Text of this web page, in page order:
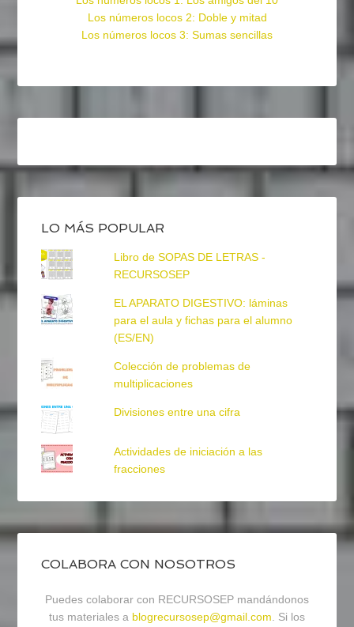
Los números locos 2: Doble y mitad
Los números locos 3: Sumas sencillas
LO MÁS POPULAR
Libro de SOPAS DE LETRAS -
RECURSOSEP
EL APARATO DIGESTIVO: láminas
para el aula y fichas para el alumno
(ES/EN)
Colección de problemas de
multiplicaciones
Divisiones entre una cifra
Actividades de iniciación a las
fracciones
COLABORA CON NOSOTROS
Puedes colaborar con RECURSOSEP mandándonos
tus materiales a blogrecursosep@gmail.com. Si los